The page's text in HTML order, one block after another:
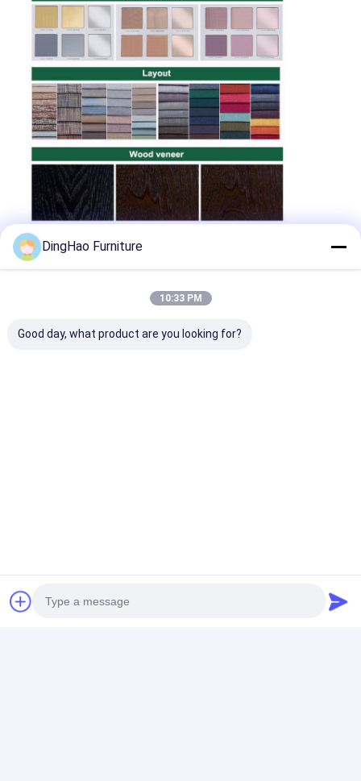
DingHao Furniture
10:33 PM
Good day, what product are you looking for?